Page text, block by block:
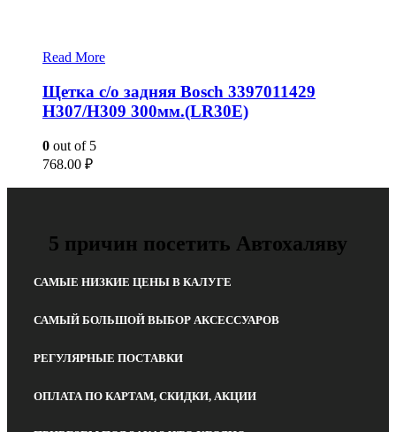
Read More
Щетка с/о задняя Bosch 3397011429
H307/H309 300мм.(LR30E)
0 out of 5
768.00 ₽
5 причин посетить Автохаляву
САМЫЕ НИЗКИЕ ЦЕНЫ В КАЛУГЕ
САМЫЙ БОЛЬШОЙ ВЫБОР АКСЕССУАРОВ
РЕГУЛЯРНЫЕ ПОСТАВКИ
ОПЛАТА ПО КАРТАМ, СКИДКИ, АКЦИИ